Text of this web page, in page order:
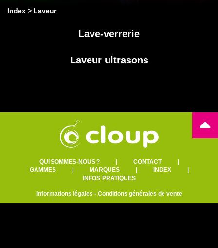
Index Laveur
Lave-verrerie
Laveur ultrasons
QUI SOMMES-NOUS ?| CONTACT|
GAMMES| MARQUES| INDEX|
INFOS PRATIQUES
Informations légales - Conditions générales de vente